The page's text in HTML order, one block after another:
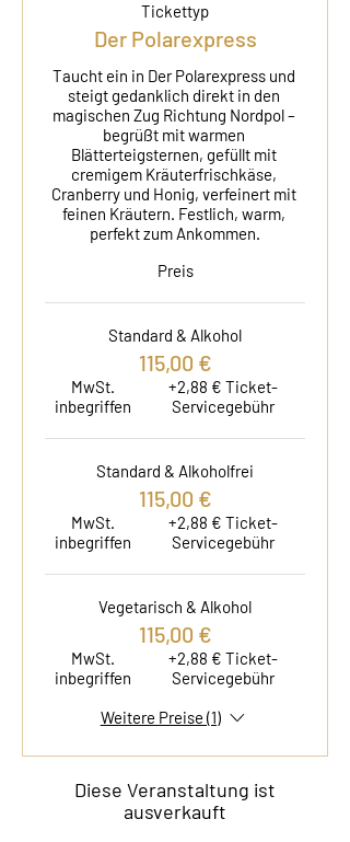
Tickettyp
Der Polarexpress
Taucht ein in Der Polarexpress und
steigt gedanklich direkt in den
magischen Zug Richtung Nordpol –
begrüßt mit warmen
Blätterteigsternen, gefüllt mit
cremigem Kräuterfrischkäse,
Cranberry und Honig, verfeinert mit
feinen Kräutern. Festlich, warm,
perfekt zum Ankommen.
Preis
Standard & Alkohol
115,00 €
MwSt.
inbegriffen
+2,88 € Ticket-
Servicegebühr
Standard & Alkoholfrei
115,00 €
MwSt.
inbegriffen
+2,88 € Ticket-
Servicegebühr
Vegetarisch & Alkohol
115,00 €
MwSt.
inbegriffen
+2,88 € Ticket-
Servicegebühr
Weitere Preise (1)
Diese Veranstaltung ist
ausverkauft